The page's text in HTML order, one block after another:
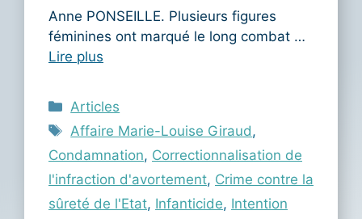
Anne PONSEILLE. Plusieurs figures
féminines ont marqué le long combat …
Lire plus
Catégories
Articles
Étiquettes
Affaire Marie-Louise Giraud,
Condamnation, Correctionnalisation de
l'infraction d'avortement, Crime contre la
sûreté de l'Etat, Infanticide, Intention